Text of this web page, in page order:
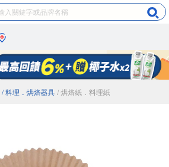
/ 料理．烘焙器具 / 烘焙紙．料理紙